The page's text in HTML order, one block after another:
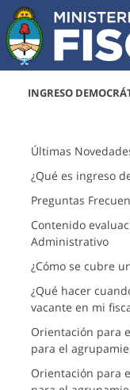
INGRESO
Últimas
¿Qué es ingreso
Preguntas
Contenido
Administrativo
¿Cómo se cubre
¿Qué hacer
vacante en mi
Orientación para
para el
Orientación para